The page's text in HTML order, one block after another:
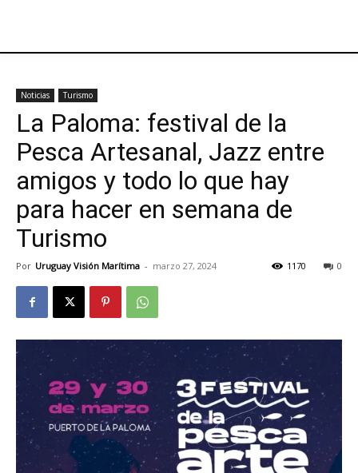
Noticias Turismo
La Paloma: festival de la
Pesca Artesanal, Jazz entre
amigos y todo lo que hay
para hacer en semana de
Turismo
Por Uruguay Visión Marítima - marzo 27, 2024 0
1170